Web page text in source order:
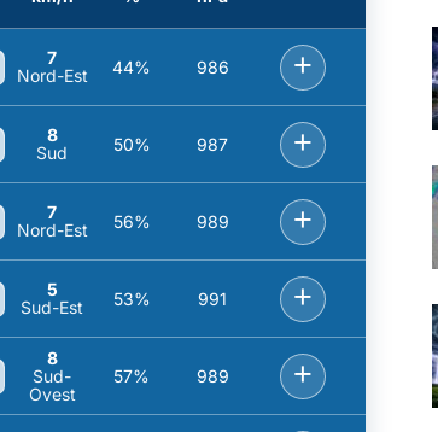
7
Nord-Est
44% 986 +
8
Sud
50% 987 +
7
Nord-Est
56% 989 +
5
Sud-Est
53% 991 +
8
Sud-
Ovest
57% 989 +